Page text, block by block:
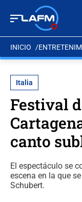
INICIO
Italia
Festival
canto
El espectáculo se
escena en la que
Schubert.